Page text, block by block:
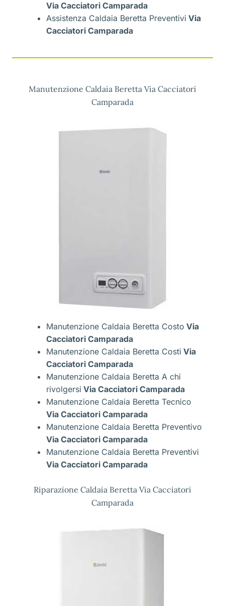
Via Cacciatori Camparada
Assistenza Caldaia Beretta Preventivi Via
Cacciatori Camparada
Manutenzione Caldaia Beretta Via Cacciatori
Camparada
Manutenzione Caldaia Beretta Costo Via
Cacciatori Camparada
Manutenzione Caldaia Beretta Costi Via
Cacciatori Camparada
Manutenzione Caldaia Beretta A chi
rivolgersi Via Cacciatori Camparada
Manutenzione Caldaia Beretta Tecnico
Via Cacciatori Camparada
Manutenzione Caldaia Beretta Preventivo
Via Cacciatori Camparada
Manutenzione Caldaia Beretta Preventivi
Via Cacciatori Camparada
Riparazione Caldaia Beretta Via Cacciatori
Camparada